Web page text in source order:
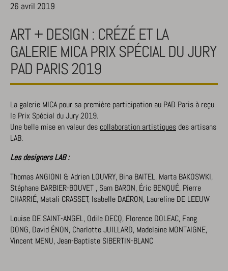
26 avril 2019
ART + DESIGN : CRÉZÉ ET LA
GALERIE MICA PRIX SPÉCIAL DU JURY
PAD PARIS 2019
La galerie MICA pour sa première participation au PAD Paris à reçu
le Prix Spécial du Jury 2019.
Une belle mise en valeur des collaboration artistiques des artisans
LAB.
Les designers LAB :
Thomas ANGIONI & Adrien LOUVRY, Bina BAITEL, Marta BAKOSWKI,
Stéphane BARBIER-BOUVET , Sam BARON, Éric BENQUÉ, Pierre
CHARRIÉ, Matali CRASSET, Isabelle DAËRON, Laureline DE LEEUW
Louise DE SAINT-ANGEL, Odile DECQ, Florence DOLEAC, Fang
DONG, David ÉNON, Charlotte JUILLARD, Madelaine MONTAIGNE,
Vincent MENU, Jean-Baptiste SIBERTIN-BLANC